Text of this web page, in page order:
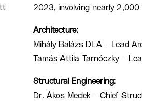
2023, involving nearly
Architecture:
Mihály Balázs DLA – Lead
Tamás Attila Tarnóczky –
Structural Engineering:
Dr. Ákos Medek – Chief